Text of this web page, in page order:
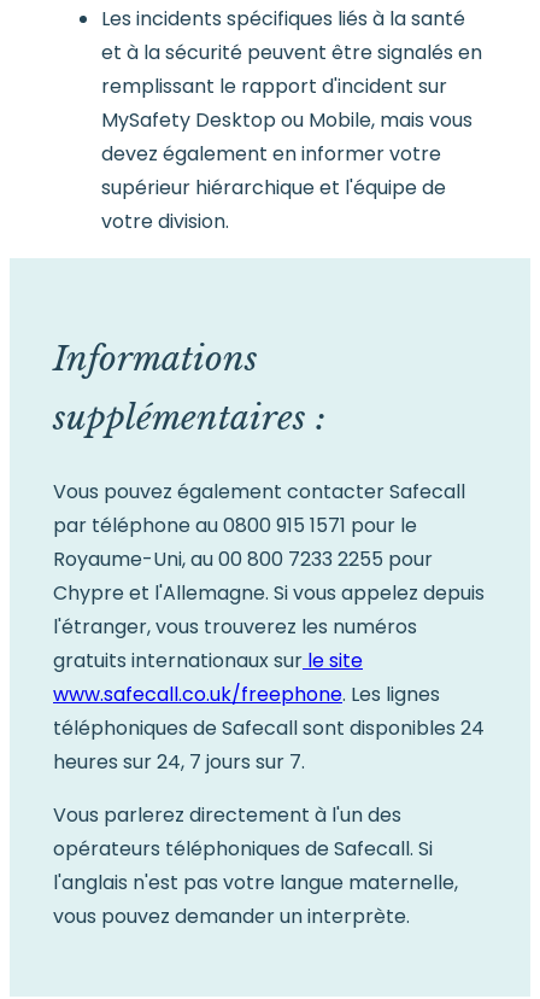
Les incidents spécifiques liés à la santé
et à la sécurité peuvent être signalés en
remplissant le rapport d'incident sur
MySafety Desktop ou Mobile, mais vous
devez également en informer votre
supérieur hiérarchique et l'équipe de
votre division.
Informations
supplémentaires :
Vous pouvez également contacter Safecall
par téléphone au 0800 915 1571 pour le
Royaume-Uni, au 00 800 7233 2255 pour
Chypre et l'Allemagne. Si vous appelez depuis
l'étranger, vous trouverez les numéros
gratuits internationaux sur le site
www.safecall.co.uk/freephone. Les lignes
téléphoniques de Safecall sont disponibles 24
heures sur 24, 7 jours sur 7.
Vous parlerez directement à l'un des
opérateurs téléphoniques de Safecall. Si
l'anglais n'est pas votre langue maternelle,
vous pouvez demander un interprète.